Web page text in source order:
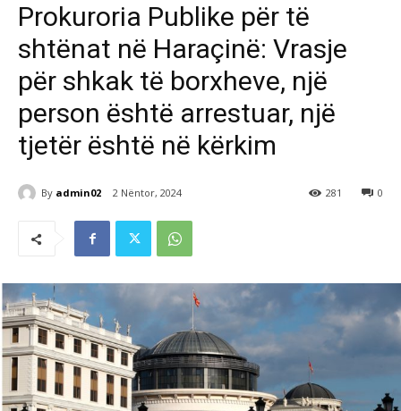
Prokuroria Publike për të
shtënat në Haraçinë: Vrasje
për shkak të borxheve, një
person është arrestuar, një
tjetër është në kërkim
By admin02 2 Nëntor, 2024 0
281